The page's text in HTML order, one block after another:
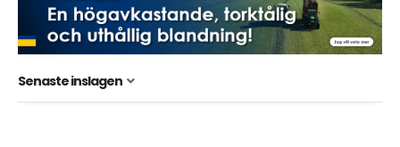
Senaste inslagen